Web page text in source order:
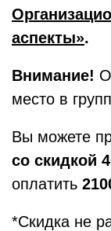
аспекты».
Внимание!
место в
Вы можете
со скидкой
оплатить
*Скидка не